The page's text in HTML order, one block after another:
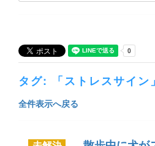
タグ: 「ストレスサイン
全件表示へ戻る